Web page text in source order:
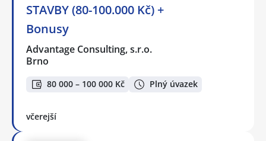
STAVBY (80-100.000 Kč) +
Bonusy
Advantage Consulting, s.r.o.
Brno
80 000 – 100 000 Kč Plný úvazek
včerejší